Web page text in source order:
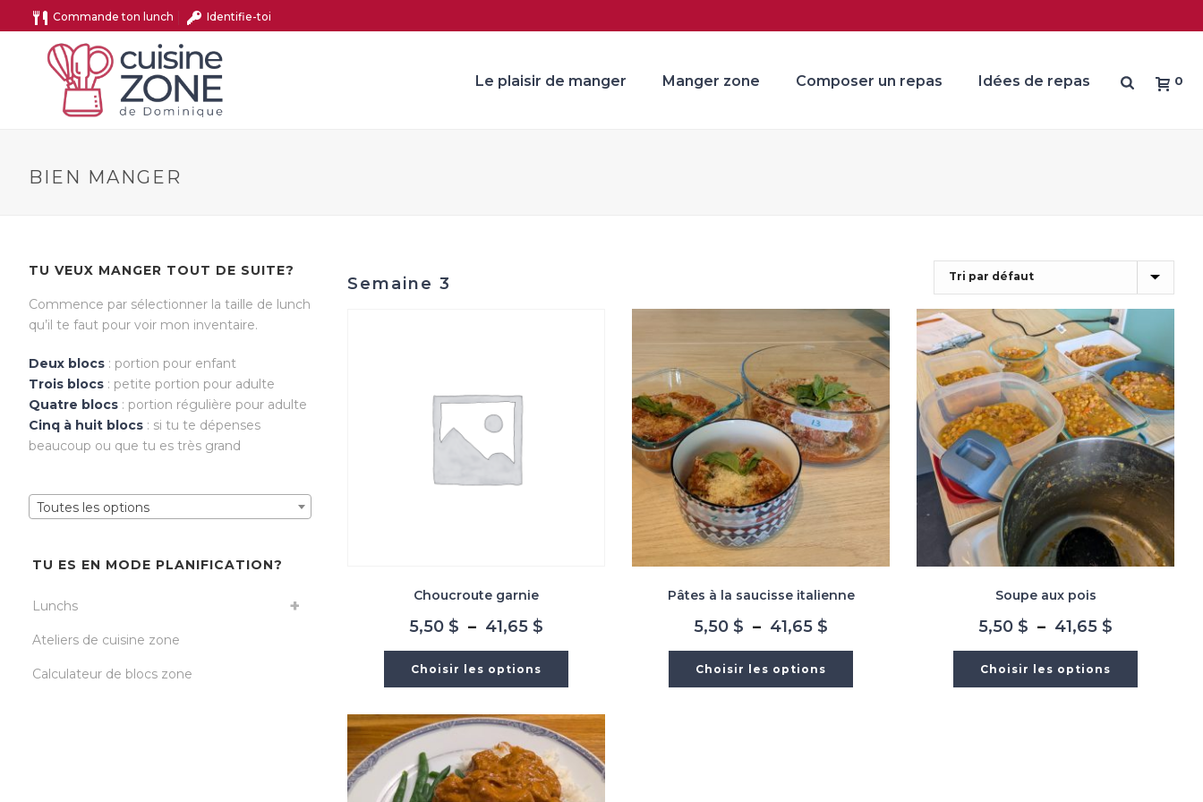
Commande ton lunch Identifie-toi
Le plaisir de manger Manger zone Composer un repas Idées de repas 0
BIEN MANGER
Semaine 3
Choucroute garnie
5,50 $ – 41,65 $
5,50 $
41,65 $
Choisir les options
Pâtes à la saucisse italienne
5,50 $ – 41,65 $
5,50 $
Choisir les options
Soupe aux pois
5,50 $ – 41,65 $
5,50 $
Choisir les options
TU VEUX MANGER TOUT DE SUITE?
Commence par sélectionner la taille de lunch
qu’il te faut pour voir mon inventaire.
Deux blocs : portion pour enfant
Trois blocs : petite portion pour adulte
Quatre blocs : portion régulière pour adulte
Cinq à huit blocs : si tu te dépenses
beaucoup ou que tu es très grand
Toutes les options
TU ES EN MODE PLANIFICATION?
Lunchs
Ateliers de cuisine zone
Calculateur de blocs zone